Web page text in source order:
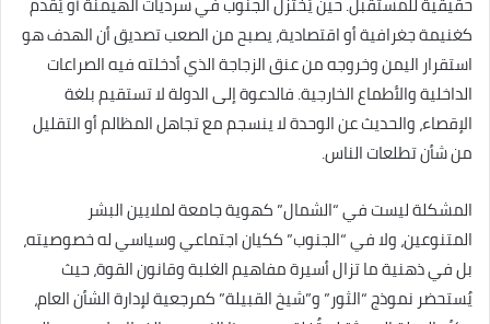
كغنيمة جغرافية أو اقتصادية، يصبح من الصعب تصديق أن الهدف هو
استقرار اليمن وخروجه من عنق الزجاجة الذي أدخلته فيه الصراعات
الداخلية والأطماع الخارجية. فالدعوة إلى الدولة لا تستقيم بلغة
الإقصاء، والحديث عن الوحدة لا ينسجم مع تجاهل المظالم أو التقليل
من شأن تطلعات الناس.
المشكلة ليست في “الشمال” كهوية جامعة لملايين البشر
المتنوعين، ولا في “الجنوب” ككيان اجتماعي وسياسي له خصوصيته،
بل في ذهنية ما تزال أسيرة مفاهيم الغلبة وقانون القوة، حيث
يُستحضر نموذج “الثور” و”شيخ القبيلة” كمرجعية لإدارة الشأن العام،